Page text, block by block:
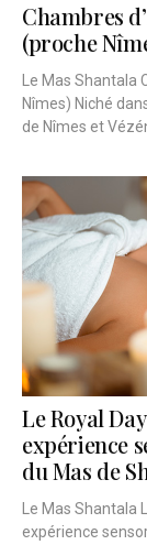
Chambres
(proche
Le Mas
Nîmes) Niché
de Nîmes et
Le Royal
expérience
du Mas de
Le Mas Shantala
expérience